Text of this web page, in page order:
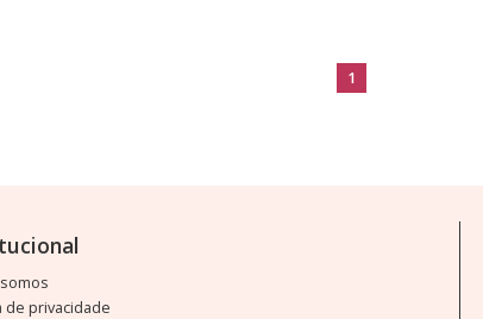
1
de privacidade